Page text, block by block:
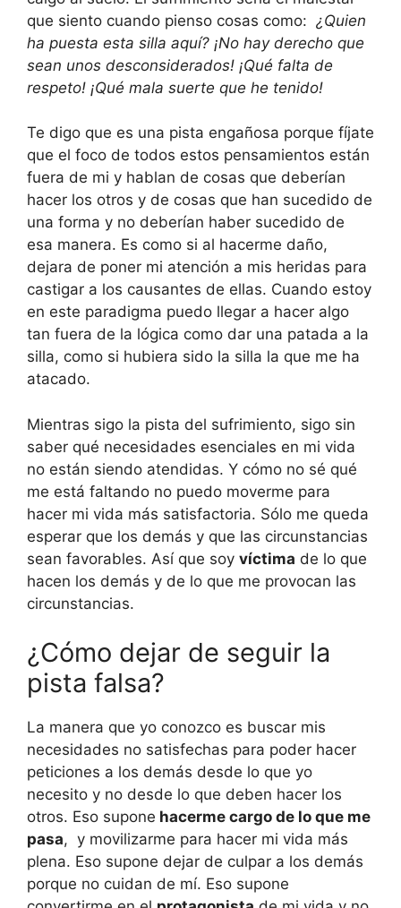
que siento cuando pienso cosas como: ¿Quien
ha puesta esta silla aquí? ¡No hay derecho que
sean unos desconsiderados! ¡Qué falta de
respeto! ¡Qué mala suerte que he tenido!
Te digo que es una pista engañosa porque fíjate
que el foco de todos estos pensamientos están
fuera de mi y hablan de cosas que deberían
hacer los otros y de cosas que han sucedido de
una forma y no deberían haber sucedido de
esa manera. Es como si al hacerme daño,
dejara de poner mi atención a mis heridas para
castigar a los causantes de ellas. Cuando estoy
en este paradigma puedo llegar a hacer algo
tan fuera de la lógica como dar una patada a la
silla, como si hubiera sido la silla la que me ha
atacado.
Mientras sigo la pista del sufrimiento, sigo sin
saber qué necesidades esenciales en mi vida
no están siendo atendidas. Y cómo no sé qué
me está faltando no puedo moverme para
hacer mi vida más satisfactoria. Sólo me queda
esperar que los demás y que las circunstancias
sean favorables. Así que soy víctima de lo que
hacen los demás y de lo que me provocan las
circunstancias.
¿Cómo dejar de seguir la
pista falsa?
La manera que yo conozco es buscar mis
necesidades no satisfechas para poder hacer
peticiones a los demás desde lo que yo
necesito y no desde lo que deben hacer los
otros. Eso supone hacerme cargo de lo que me
pasa, y movilizarme para hacer mi vida más
plena. Eso supone dejar de culpar a los demás
porque no cuidan de mí. Eso supone